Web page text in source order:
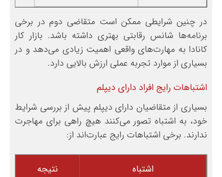
در چنین شرایطی ممکن است متقاضی دوم در برخی
برنامه‌ها شانس رقابتی بهتری داشته باشد. بازار کار
کانادا به مهارت‌های واقعی اهمیت زیادی می‌دهد و در
بسیاری از موارد تجربه عملی ارزش بالایی دارد.
اشتباهات رایج افراد دارای دیپلم
بسیاری از متقاضیان دارای دیپلم پیش از بررسی شرایط
خود، به اشتباه تصور می‌کنند هیچ راهی برای مهاجرت
ندارند. برخی اشتباهات رایج عبارت‌اند از:
اشتباه نتیجه